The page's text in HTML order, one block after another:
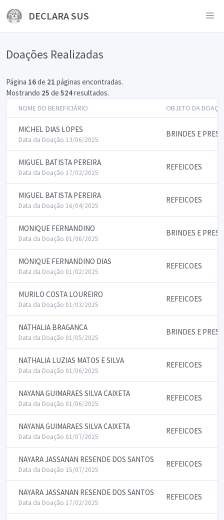
DECLARA SUS
Doações Realizadas
Página 16de 21 páginas encontradas.
Mostrando 25 de 524resultados.
NOME DO BENEFICIÁRIO OBJETO DA
MICHEL DIAS LOPES
Data da Doação 13/06/2025
BRINDES E
MIGUEL BATISTA PEREIRA
Data da Doação 17/02/2025
REFEICOES
MIGUEL BATISTA PEREIRA
Data da Doação 16/04/2025
REFEICOES
MONIQUE FERNANDINO
Data da Doação 01/06/2025
BRINDES E
MONIQUE FERNANDINO DIAS
Data da Doação 01/02/2025
REFEICOES
MURILO COSTA LOUREIRO
Data da Doação 01/03/2025
REFEICOES
NATHALIA BRAGANCA
Data da Doação 01/05/2025
BRINDES E
NATHALIA LUZIAS MATOS E SILVA
Data da Doação 01/06/2025
REFEICOES
NAYANA GUIMARAES SILVA CAIXETA
Data da Doação 01/06/2025
REFEICOES
NAYANA GUIMARAES SILVA CAIXETA
Data da Doação 01/07/2025
REFEICOES
NAYARA JASSANAN RESENDE DOS SANTOS
Data da Doação 15/07/2025
REFEICOES
NAYARA JASSANAN RESENDE DOS SANTOS
Data da Doação 17/02/2025
REFEICOES